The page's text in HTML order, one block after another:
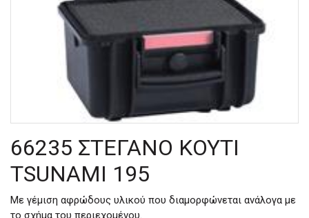
66235 ΣΤΕΓΑΝΟ ΚΟΥΤΙ
TSUNAMI 195
Με γέμιση αφρώδους υλικού που διαμορφώνεται ανάλογα με
το σχήμα του περιεχομένου.